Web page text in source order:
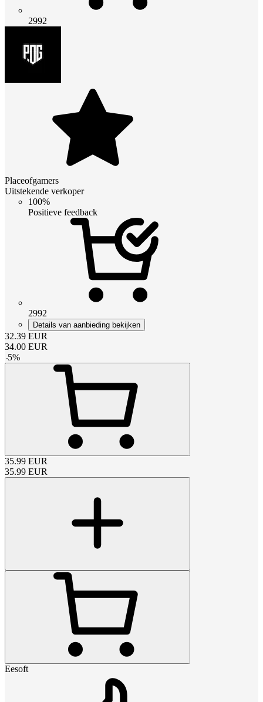
2992
Placeofgamers
Uitstekende verkoper
100%
Positieve feedback
2992
Details van aanbieding bekijken
32.39 EUR
34.00 EUR
-5%
35.99 EUR
35.99 EUR
Eesoft